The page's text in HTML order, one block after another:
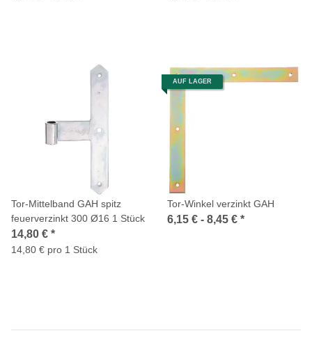
Tor-Mittelband GAH spitz
feuerverzinkt 300 Ø16 1 Stück
14,80 € *
14,80 € pro 1 Stück
AUF LAGER
Tor-Winkel verzinkt GAH
6,15 € - 8,45 € *